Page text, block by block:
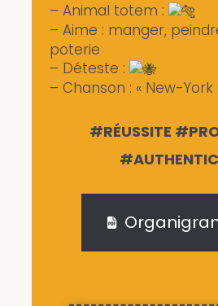
– Animal totem :
– Aime : manger,
poterie
– Déteste :
– Chanson : « New-York
#RÉUSSITE